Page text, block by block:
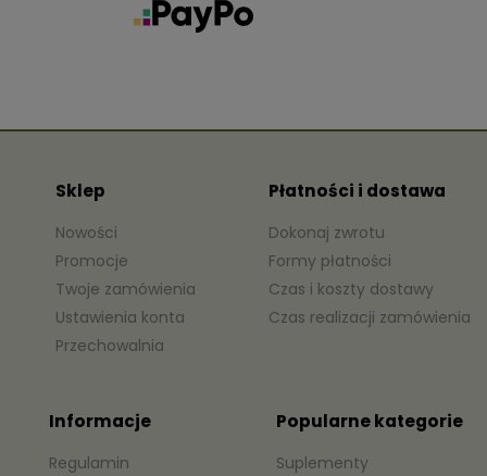
Sklep
Nowości
Promocje
Twoje zamówienia
Ustawienia konta
Przechowalnia
Płatności i dostawa
Dokonaj zwrotu
Formy płatności
Czas i koszty dostawy
Czas realizacji zamówienia
Informacje
Regulamin
Popularne kategorie
Suplementy